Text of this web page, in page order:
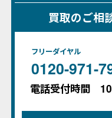
買取のご相
フリーダイヤル
0120-971-
電話受付時間